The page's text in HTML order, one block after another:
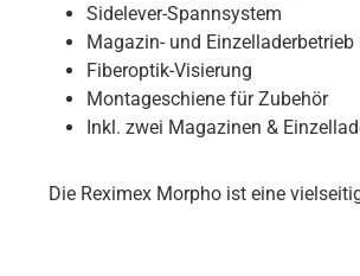
Sidelever-Spannsystem
Magazin- und
Fiberoptik-Visierung
Montageschiene für Zubehör
Inkl. zwei Magazinen &
Die Reximex Morpho ist eine